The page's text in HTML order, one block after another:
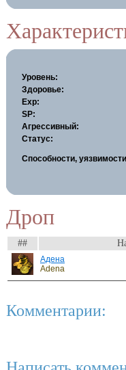
Уровень:
Здоровье:
Exp:
SP:
Агрессивный:
Статус:
Способности,
Дроп
##
Адена
Adena
Комментарии: